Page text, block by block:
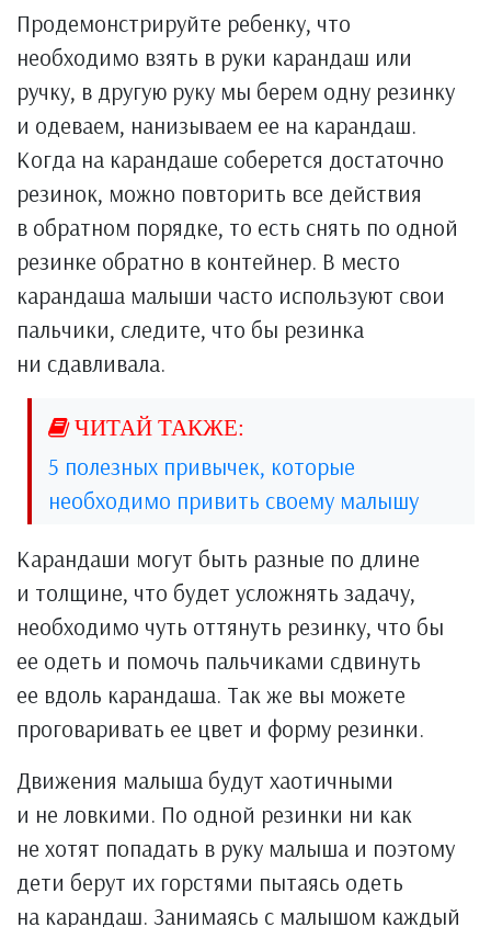
Продемонстрируйте ребенку, что
необходимо взять в руки карандаш или
ручку, в другую руку мы берем одну резинку
и одеваем, нанизываем ее на карандаш.
Когда на карандаше соберется достаточно
резинок, можно повторить все действия
в обратном порядке, то есть снять по одной
резинке обратно в контейнер. В место
карандаша малыши часто используют свои
пальчики, следите, что бы резинка
ни сдавливала.
5 полезных привычек, которые
необходимо привить своему малышу
Карандаши могут быть разные по длине
и толщине, что будет усложнять задачу,
необходимо чуть оттянуть резинку, что бы
ее одеть и помочь пальчиками сдвинуть
ее вдоль карандаша. Так же вы можете
проговаривать ее цвет и форму резинки.
Движения малыша будут хаотичными
и не ловкими. По одной резинки ни как
не хотят попадать в руку малыша и поэтому
дети берут их горстями пытаясь одеть
на карандаш. Занимаясь с малышом каждый